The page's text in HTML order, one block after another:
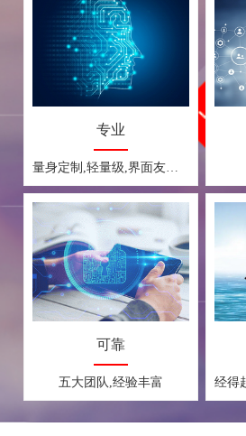
专业
量身定制,轻量级,界面友好,操作简单
可靠
五大团队,经验丰富